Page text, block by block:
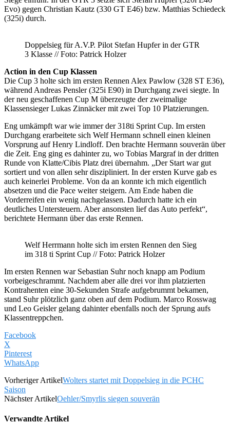
Evo) gegen Christian Kautz (330 GT E46) bzw. Matthias Schiedeck
(325i) durch.
Doppelsieg für A.V.P. Pilot Stefan Hupfer in der GTR
3 Klasse // Foto: Patrick Holzer
Action in den Cup Klassen
Die Cup 3 holte sich im ersten Rennen Alex Pawlow (328 ST E36),
während Andreas Pensler (325i E90) in Durchgang zwei siegte. In
der neu geschaffenen Cup M überzeugte der zweimalige
Klassensieger Lukas Zinnäcker mit zwei Top 10 Platzierungen.
Eng umkämpft war wie immer der 318ti Sprint Cup. Im ersten
Durchgang erarbeitete sich Welf Hermann schnell einen kleinen
Vorsprung auf Henry Lindloff. Den brachte Hermann souverän über
die Zeit. Eng ging es dahinter zu, wo Tobias Margraf in der dritten
Runde von Klatte/Cibis Platz drei übernahm. „Der Start war gut
sortiert und von allen sehr diszipliniert. In der ersten Kurve gab es
auch keinerlei Probleme. Von da an konnte ich mich eigentlich
absetzen und die Pace weiter steigern. Am Ende haben die
Vorderreifen ein wenig nachgelassen. Dadurch hatte ich ein
deutliches Untersteuern. Aber ansonsten lief das Auto perfekt“,
berichtete Hermann über das erste Rennen.
Welf Herrmann holte sich im ersten Rennen den Sieg
im 318 ti Sprint Cup // Foto: Patrick Holzer
Im ersten Rennen war Sebastian Suhr noch knapp am Podium
vorbeigeschrammt. Nachdem aber alle drei vor ihm platzierten
Kontrahenten eine 30-Sekunden Strafe aufgebrummt bekamen,
stand Suhr plötzlich ganz oben auf dem Podium. Marco Rosswag
und Leo Geisler gelang dahinter ebenfalls noch der Sprung aufs
Klassentreppchen.
Facebook
X
Pinterest
WhatsApp
Vorheriger ArtikelWolters startet mit Doppelsieg in die PCHC
Saison
Nächster ArtikelOehler/Smyrlis siegen souverän
Verwandte Artikel